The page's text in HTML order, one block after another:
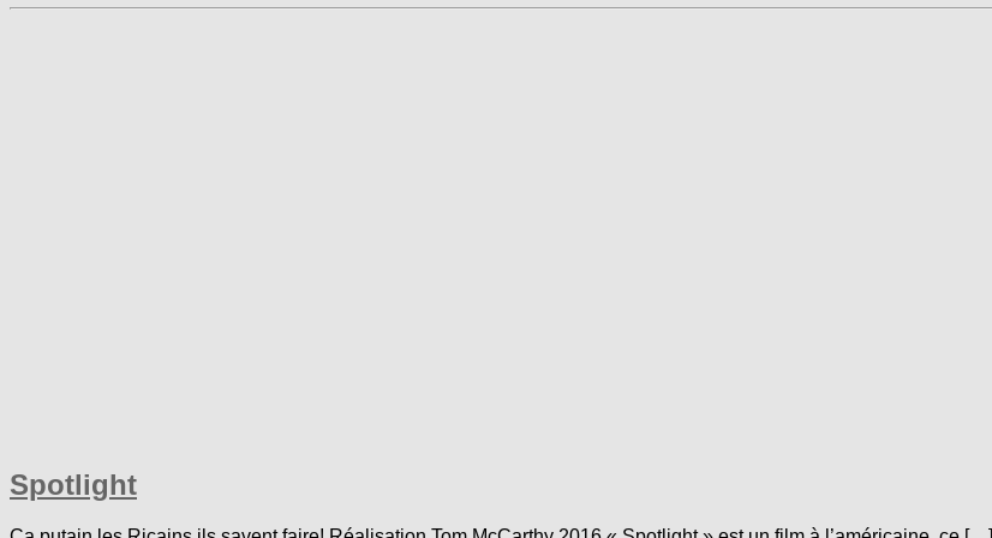
Spotlight